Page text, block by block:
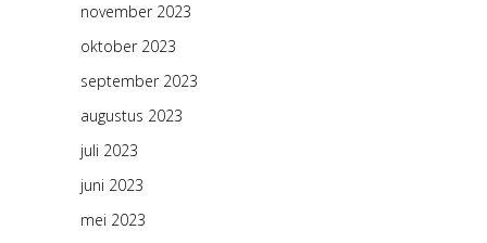
november 2023
oktober 2023
september 2023
augustus 2023
juli 2023
juni 2023
mei 2023